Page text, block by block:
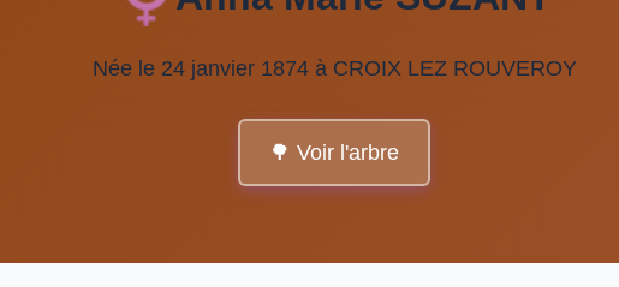
Née le 24 janvier 1874 à CROIX LEZ ROUVEROY
🌳 Voir l'arbre